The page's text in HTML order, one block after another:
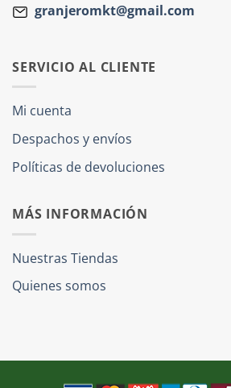
granjeromkt@gmail.com
SERVICIO AL CLIENTE
Mi cuenta
Despachos y envíos
Políticas de devoluciones
MÁS INFORMACIÓN
Nuestras Tiendas
Quienes somos